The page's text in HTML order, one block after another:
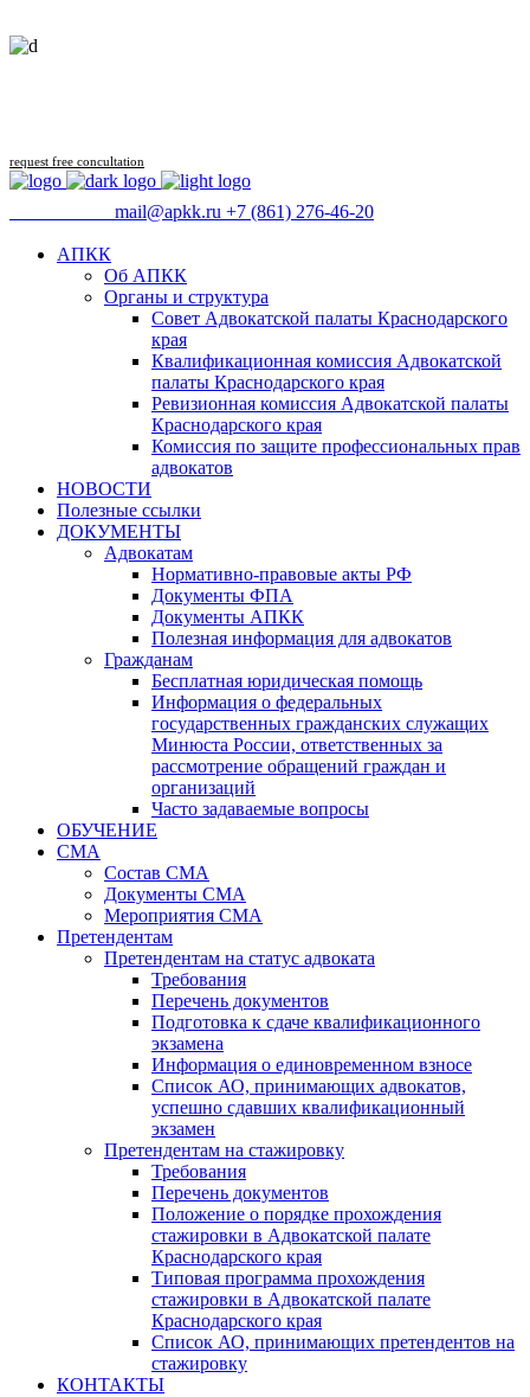
request free concultation
mail@apkk.ru +7 (861) 276-46-20
АПКК
Об АПКК
Органы и структура
Совет Адвокатской палаты Краснодарского
края
Квалификационная комиссия Адвокатской
палаты Краснодарского края
Ревизионная комиссия Адвокатской палаты
Краснодарского края
Комиссия по защите профессиональных прав
адвокатов
НОВОСТИ
Полезные ссылки
ДОКУМЕНТЫ
Адвокатам
Нормативно-правовые акты РФ
Документы ФПА
Документы АПКК
Полезная информация для адвокатов
Гражданам
Бесплатная юридическая помощь
Информация о федеральных
государственных гражданских служащих
Минюста России, ответственных за
рассмотрение обращений граждан и
организаций
Часто задаваемые вопросы
ОБУЧЕНИЕ
СМА
Состав СМА
Документы СМА
Мероприятия СМА
Претендентам
Претендентам на статус адвоката
Требования
Перечень документов
Подготовка к сдаче квалификационного
экзамена
Информация о единовременном взносе
Список АО, принимающих адвокатов,
успешно сдавших квалификационный
экзамен
Претендентам на стажировку
Требования
Перечень документов
Положение о порядке прохождения
стажировки в Адвокатской палате
Краснодарского края
Типовая программа прохождения
стажировки в Адвокатской палате
Краснодарского края
Список АО, принимающих претендентов на
стажировку
КОНТАКТЫ